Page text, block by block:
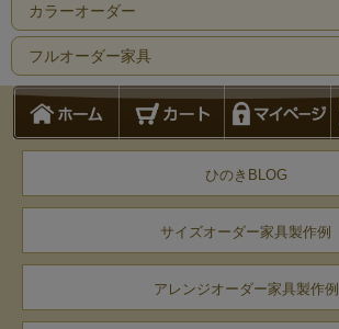
カラーオーダー
フルオーダー家具
ひのきBLOG
サイズオーダー家具製作例
アレンジオーダー家具製作例